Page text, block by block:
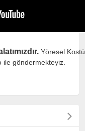
Yöresel
ile göndermekteyiz.